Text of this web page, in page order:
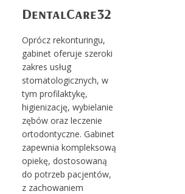
DentalCare32
Oprócz rekonturingu,
gabinet oferuje szeroki
zakres usług
stomatologicznych, w
tym profilaktykę,
higienizację, wybielanie
zębów oraz leczenie
ortodontyczne. Gabinet
zapewnia kompleksową
opiekę, dostosowaną
do potrzeb pacjentów,
z zachowaniem